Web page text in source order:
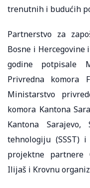
trenutnih i budućih
Partnerstvo za
Bosne i Hercegovine
godine potpisale
Privredna komora
Ministarstvo
komora Kantona
Kantona
tehnologiju (SSST)
projektne partnere
Ilijaš i Krovnu